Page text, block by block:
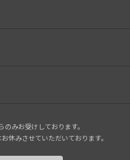
みお受けしております。
休みさせていただいております。